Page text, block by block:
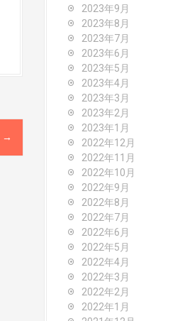
→
2023年9月
2023年8月
2023年7月
2023年6月
2023年5月
2023年4月
2023年3月
2023年2月
2023年1月
2022年12月
2022年11月
2022年10月
2022年9月
2022年8月
2022年7月
2022年6月
2022年5月
2022年4月
2022年3月
2022年2月
2022年1月